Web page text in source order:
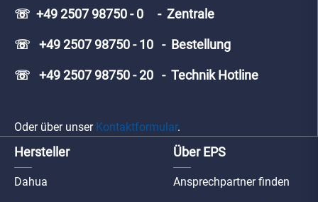
☏ +49 2507 98750 - 0 - Zentrale
☏ +49 2507 98750 - 10 - Bestellung
☏ +49 2507 98750 - 20 - Technik Hotline
Oder über unser Kontaktformular.
Hersteller
Dahua
Über EPS
Ansprechpartner finden